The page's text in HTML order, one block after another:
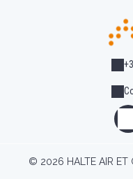
© 2026 HALTE AIR ET